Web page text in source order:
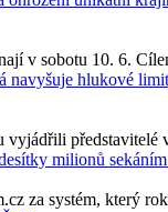
v sobotu 10. 6.
navyšuje hlukové
vyjádřili představitelé
milionů
za systém, který